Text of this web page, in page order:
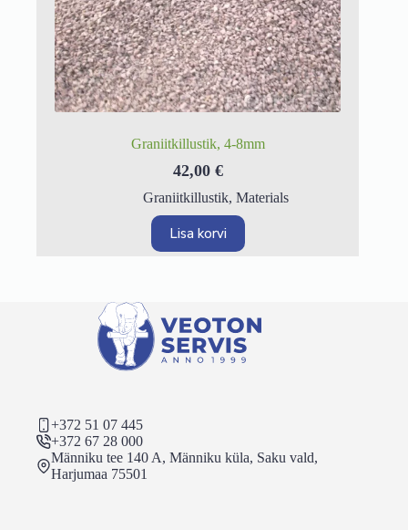
Graniitkillustik, 4-8mm
42,00 €
Graniitkillustik,Materials
Lisa korvi
+372 51 07 445
+372 67 28 000
Männiku tee 140 A, Männiku küla, Saku vald,
Harjumaa 75501